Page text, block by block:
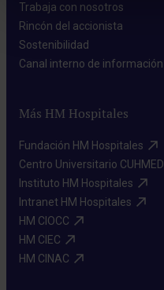
Trabaja con nosotros​
Rincón del accionista​
Sostenibilidad​
Canal interno de información​
Más HM Hospitales
Fundación HM Hospitales​
Centro Universitario CUHMED​
Instituto HM Hospitales​
Intranet HM Hospitales​
HM CIOCC​
HM CIEC​
HM CINAC​